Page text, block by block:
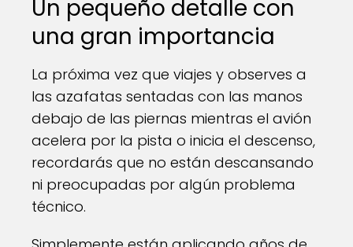
Un pequeño detalle con
una gran importancia
La próxima vez que viajes y observes a
las azafatas sentadas con las manos
debajo de las piernas mientras el avión
acelera por la pista o inicia el descenso,
recordarás que no están descansando
ni preocupadas por algún problema
técnico.